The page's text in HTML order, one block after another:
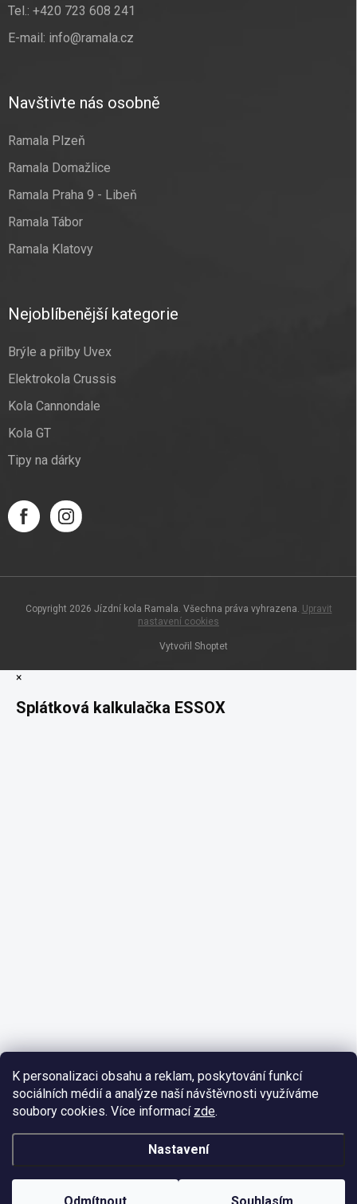
K personalizaci obsahu a reklam, poskytování funkcí
sociálních médií a analýze naší návštěvnosti využíváme
soubory cookies. Více informací zde.
Nastavení
Tel.: +420 723 608 241
E-mail: info@ramala.cz
Navštivte nás osobně
Ramala Plzeň
Ramala Domažlice
Ramala Praha 9 - Libeň
Ramala Tábor
Ramala Klatovy
Nejoblíbenější kategorie
Brýle a přilby Uvex
Elektrokola Crussis
Kola Cannondale
Kola GT
Tipy na dárky
Vytvořil Shoptet
Copyright 2026 Jízdní kola Ramala. Všechna práva vyhrazena. Upravit
nastavení cookies
×
Splátková kalkulačka ESSOX